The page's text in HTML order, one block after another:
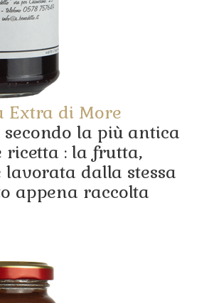
Extra di More
la più antica
ricetta : la frutta,
lavorata dalla stessa
appena raccolta